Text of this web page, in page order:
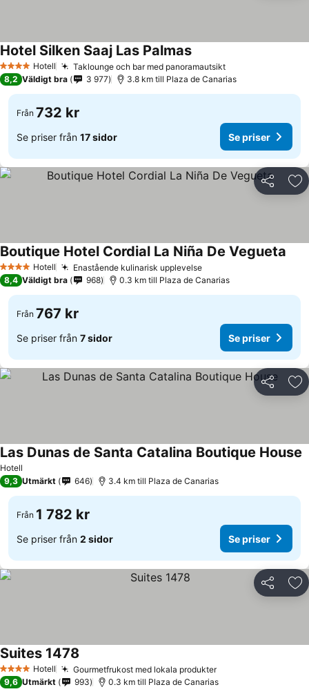
4 StjärnorHotell Taklounge och bar med panoramautsikt
Hotel Silken Saaj Las Palmas
8,2 Väldigt bra 3 977 3.8 km till Plaza de Canarias
Från 732 kr
Se priser från 17 sidor Se priser
Dela
4 StjärnorHotell Enastående kulinarisk upplevelse
Boutique Hotel Cordial La Niña De Vegueta
8,4 Väldigt bra 968 0.3 km till Plaza de Canarias
Från 767 kr
Se priser från 7 sidor Se priser
Dela
Hotell
Las Dunas de Santa Catalina Boutique House
9,3 Utmärkt 646 3.4 km till Plaza de Canarias
Från 1 782 kr
Se priser från 2 sidor Se priser
Dela
4 StjärnorHotell Gourmetfrukost med lokala produkter
Suites 1478
9,6 Utmärkt 993 0.3 km till Plaza de Canarias